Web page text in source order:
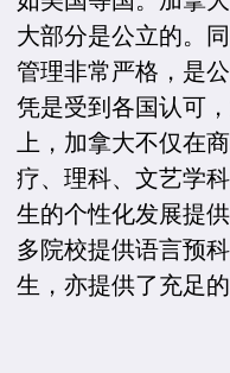
大部分是公立的。
管理非常严格，是
凭是受到各国认可
上，加拿大不仅在
疗、理科、文艺学
生的个性化发展提
多院校提供语言预
生，亦提供了充足的